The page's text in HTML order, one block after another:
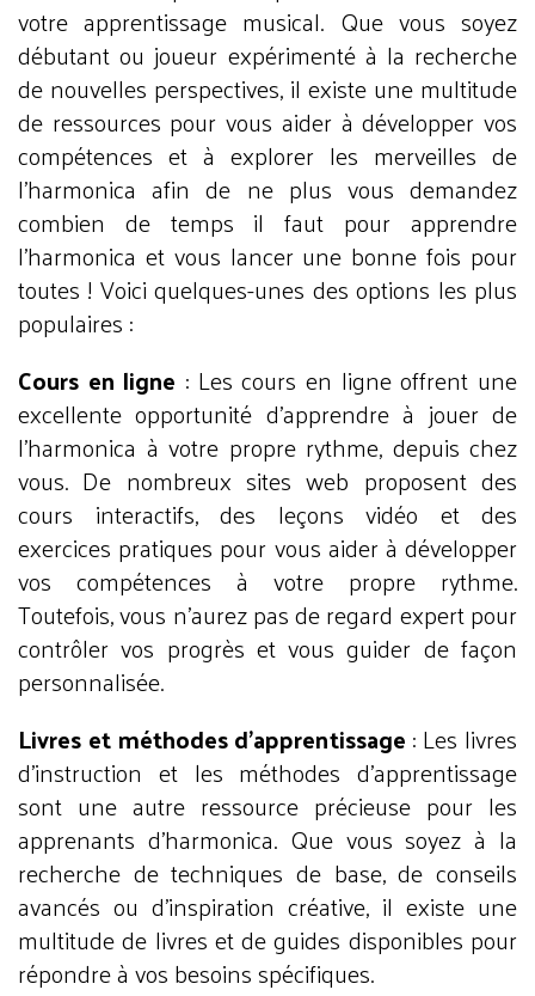
votre apprentissage musical. Que vous soyez
débutant ou joueur expérimenté à la recherche
de nouvelles perspectives, il existe une multitude
de ressources pour vous aider à développer vos
compétences et à explorer les merveilles de
l'harmonica afin de ne plus vous demandez
combien de temps il faut pour apprendre
l'harmonica et vous lancer une bonne fois pour
toutes ! Voici quelques-unes des options les plus
populaires :
Cours en ligne : Les cours en ligne offrent une
excellente opportunité d'apprendre à jouer de
l'harmonica à votre propre rythme, depuis chez
vous. De nombreux sites web proposent des
cours interactifs, des leçons vidéo et des
exercices pratiques pour vous aider à développer
vos compétences à votre propre rythme.
Toutefois, vous n'aurez pas de regard expert pour
contrôler vos progrès et vous guider de façon
personnalisée.
Livres et méthodes d'apprentissage: Les livres
d'instruction et les méthodes d'apprentissage
sont une autre ressource précieuse pour les
apprenants d'harmonica. Que vous soyez à la
recherche de techniques de base, de conseils
avancés ou d'inspiration créative, il existe une
multitude de livres et de guides disponibles pour
répondre à vos besoins spécifiques.